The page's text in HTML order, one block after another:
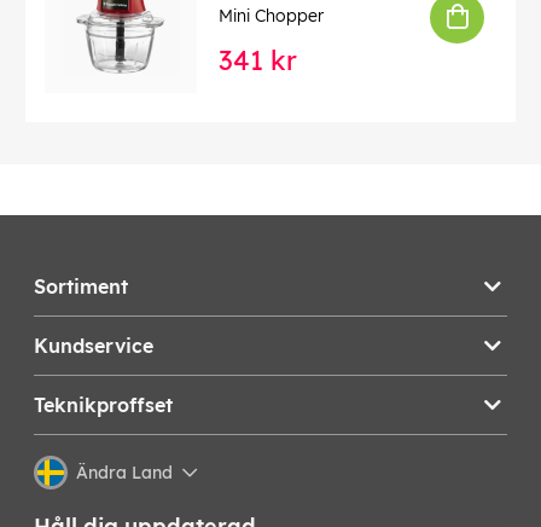
Mini Chopper
341 kr
Sortiment
Kundservice
Teknikproffset
Ändra Land